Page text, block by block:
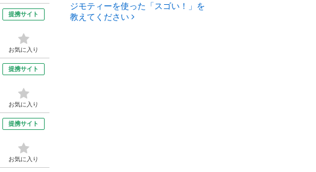
提携サイト
お気に入り
提携サイト
お気に入り
提携サイト
お気に入り
ジモティーを使った「スゴい！」を
教えてください